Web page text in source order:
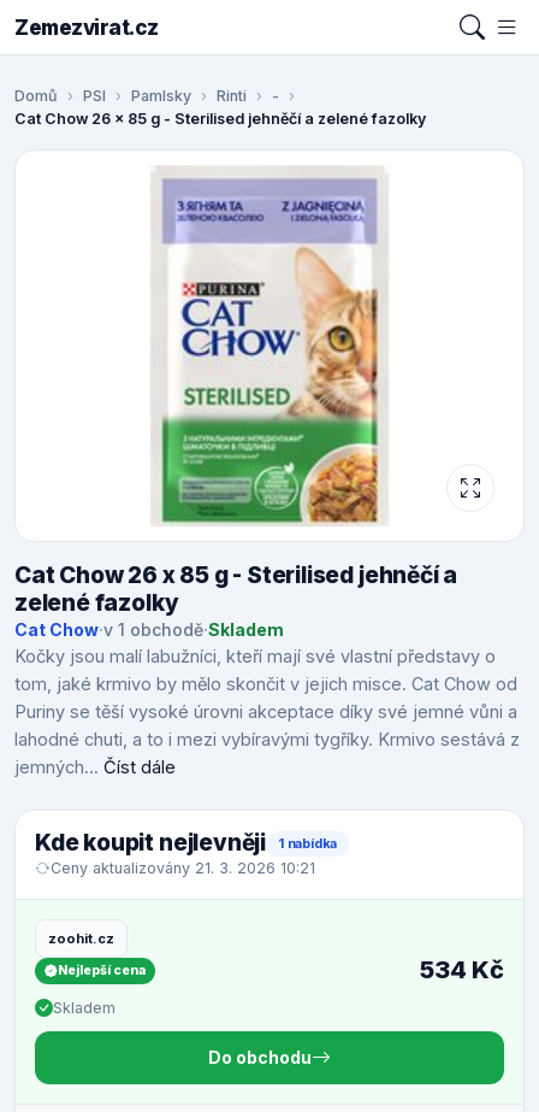
Zemezvirat.cz
Domů PSI Pamlsky Rinti
-
Cat Chow 26 x 85 g - Sterilised jehněčí a zelené fazolky
Cat Chow 26 x 85 g - Sterilised jehněčí a
zelené fazolky
Cat Chow·v 1 obchodě·Skladem
Kočky jsou malí labužníci, kteří mají své vlastní představy o
tom, jaké krmivo by mělo skončit v jejich misce. Cat Chow od
Puriny se těší vysoké úrovni akceptace díky své jemné vůni a
lahodné chuti, a to i mezi vybíravými tygříky. Krmivo sestává z
jemných... Číst dále
Kde koupit nejlevněji 1 nabídka
Ceny aktualizovány 21. 3. 2026 10:21
zoohit.cz
Nejlepší cena
Skladem
534 Kč
Do obchodu